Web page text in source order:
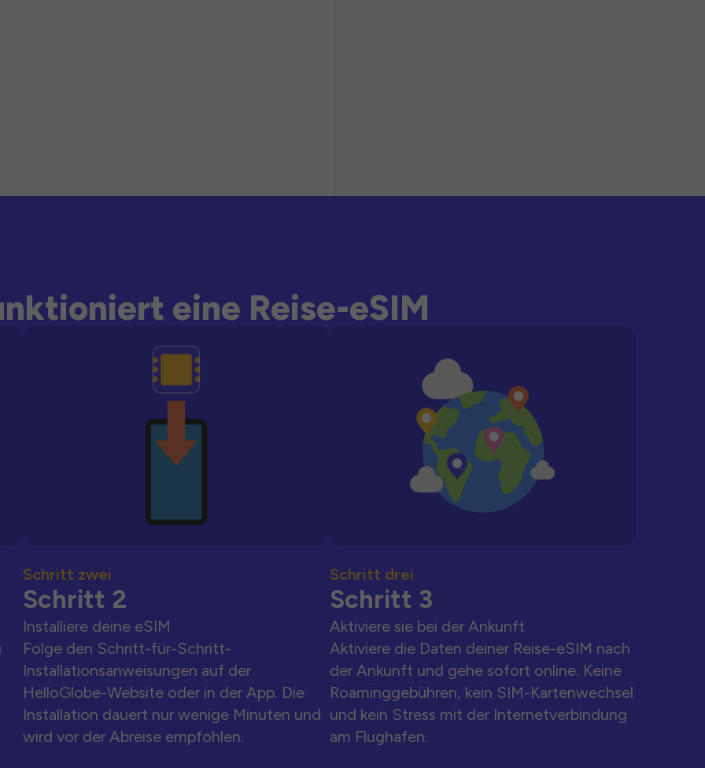
eine Reise-eSIM
Schritt zwei
Schritt 2
Installiere deine eSIM
Folge den Schritt-für-Schritt-
Installationsanweisungen auf der
HelloGlobe-Website oder in der App. Die
Installation dauert nur wenige Minuten und
wird vor der Abreise empfohlen.
Schritt drei
Schritt 3
Aktiviere sie bei der Ankunft
Aktiviere die Daten deiner Reise-eSIM nach
der Ankunft und gehe sofort online. Keine
Roaminggebühren, kein SIM-Kartenwechsel
und kein Stress mit der Internetverbindung
am Flughafen.